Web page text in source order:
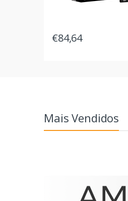
€84,64
Mais Vendidos